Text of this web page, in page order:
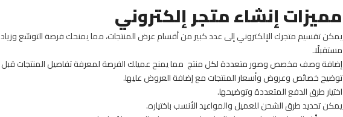
مميزات إنشاء متجر إلكتروني
يمكن تقسيم متجرك الإلكتروني إلى عدد كبير من أقسام عرض المنتجات، مما يمنحك فرصة التوسّع وزيادة
مستقبلًا.
إضافة وصف مخصص وصور متعددة لكل منتج مما يمنح عميلك الفرصة لمعرفة تفاصيل المنتجات قبل
توضيح خصائص وعروض وأسعار المنتجات مع إضافة العروض عليها.
اختيار طرق الدفع المتعددة وتوضيحها.
يمكن تحديد طرق الشحن للعميل والمواعيد الأنسب باختياره.